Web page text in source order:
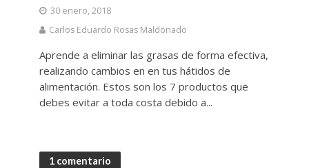
30 enero, 2018
Carlos Eduardo Rosas Maldonado
Aprende a eliminar las grasas de forma efectiva,
realizando cambios en en tus hátidos de
alimentación. Estos son los 7 productos que
debes evitar a toda costa debido a...
1 comentario